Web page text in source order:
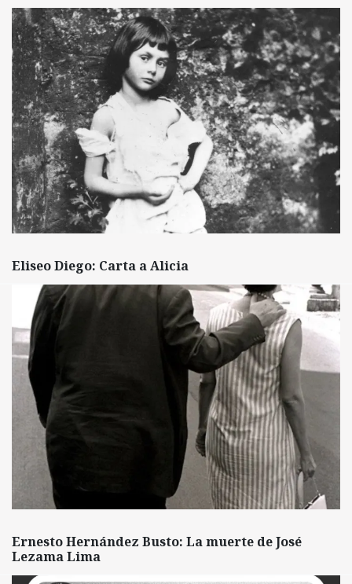
Eliseo Diego: Carta a Alicia
Ernesto Hernández Busto: La muerte de José
Lezama Lima